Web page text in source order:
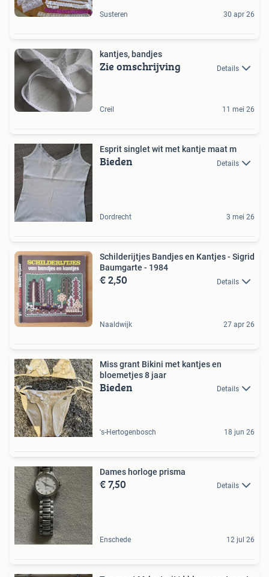
Susteren 30 apr 26
kantjes, bandjes
Zie omschrijving Details
Creil 11 mei 26
Esprit singlet wit met kantje maat m
Bieden Details
Dordrecht 3 mei 26
Schilderijtjes Bandjes en Kantjes - Sigrid
Baumgarte - 1984
€ 2,50 Details
Naaldwijk 27 apr 26
Miss grant Bikini met kantjes en
bloemetjes 8 jaar
Bieden Details
's-Hertogenbosch 18 jun 26
Dames horloge prisma
€ 7,50 Details
Enschede 12 jul 26